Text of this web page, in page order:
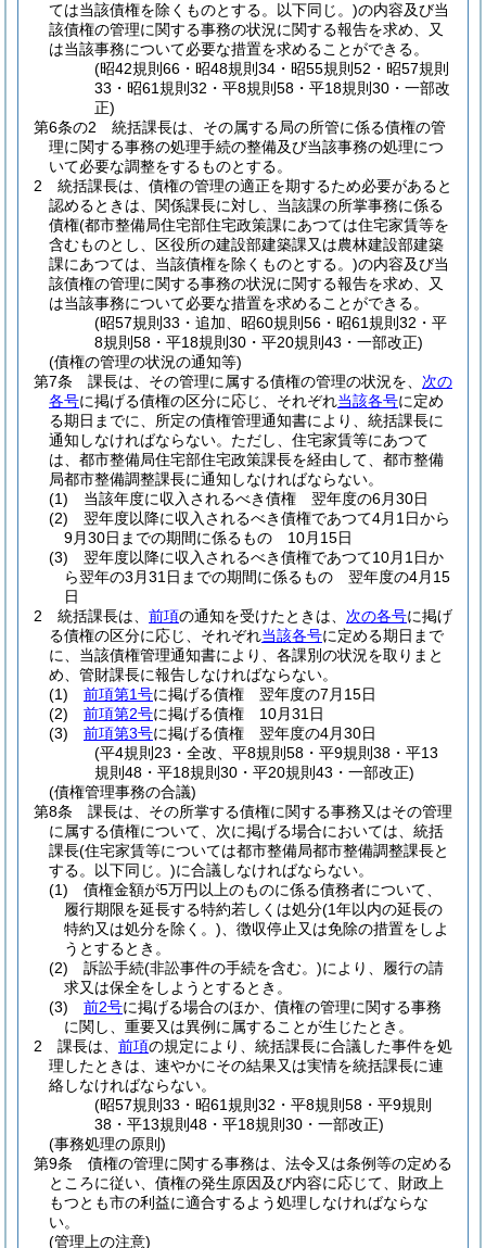
ては当該債権を除くものとする。以下同じ。)の内容及び当
該債権の管理に関する事務の状況に関する報告を求め、又
は当該事務について必要な措置を求めることができる。
(昭42規則66・昭48規則34・昭55規則52・昭57規則
33・昭61規則32・平8規則58・平18規則30・一部改
正)
第6条の2
統括課長は、その属する局の所管に係る債権の管
理に関する事務の処理手続の整備及び当該事務の処理につ
いて必要な調整をするものとする。
2
統括課長は、債権の管理の適正を期するため必要があると
認めるときは、関係課長に対し、当該課の所掌事務に係る
債権(都市整備局住宅部住宅政策課にあつては住宅家賃等を
含むものとし、区役所の建設部建築課又は農林建設部建築
課にあつては、当該債権を除くものとする。)の内容及び当
該債権の管理に関する事務の状況に関する報告を求め、又
は当該事務について必要な措置を求めることができる。
(昭57規則33・追加、昭60規則56・昭61規則32・平
8規則58・平18規則30・平20規則43・一部改正)
(債権の管理の状況の通知等)
第7条
課長は、その管理に属する債権の管理の状況を、 次の
各号に掲げる債権の区分に応じ、それぞれ当該各号に定め
る期日までに、所定の債権管理通知書により、統括課長に
通知しなければならない。 ただし、住宅家賃等にあつて
は、都市整備局住宅部住宅政策課長を経由して、都市整備
局都市整備調整課長に通知しなければならない。
(1)
当該年度に収入されるべき債権 翌年度の6月30日
(2)
翌年度以降に収入されるべき債権であつて4月1日から
9月30日までの期間に係るもの 10月15日
(3)
翌年度以降に収入されるべき債権であつて10月1日か
ら翌年の3月31日までの期間に係るもの 翌年度の4月15
日
2
統括課長は、 前項の通知を受けたときは、 次の各号に掲げ
る債権の区分に応じ、それぞれ当該各号に定める期日まで
に、当該債権管理通知書により、各課別の状況を取りまと
め、管財課長に報告しなければならない。
(1)
前項第1号に掲げる債権 翌年度の7月15日
(2)
前項第2号に掲げる債権 10月31日
(3)
前項第3号に掲げる債権 翌年度の4月30日
(平4規則23・全改、平8規則58・平9規則38・平13
規則48・平18規則30・平20規則43・一部改正)
(債権管理事務の合議)
第8条
課長は、その所掌する債権に関する事務又はその管理
に属する債権について、次に掲げる場合においては、統括
課長(住宅家賃等については都市整備局都市整備調整課長と
する。以下同じ。)に合議しなければならない。
(1)
債権金額が5万円以上のものに係る債務者について、
履行期限を延長する特約若しくは処分(1年以内の延長の
特約又は処分を除く。) 、徴収停止又は免除の措置をしよ
うとするとき。
(2)
訴訟手続(非訟事件の手続を含む。)により、履行の請
求又は保全をしようとするとき。
(3)
前2号に掲げる場合のほか、債権の管理に関する事務
に関し、重要又は異例に属することが生じたとき。
2
課長は、 前項の規定により、統括課長に合議した事件を処
理したときは、速やかにその結果又は実情を統括課長に連
絡しなければならない。
(昭57規則33・昭61規則32・平8規則58・平9規則
38・平13規則48・平18規則30・一部改正)
(事務処理の原則)
第9条
債権の管理に関する事務は、法令又は条例等の定める
ところに従い、債権の発生原因及び内容に応じて、財政上
もつとも市の利益に適合するよう処理しなければならな
い。
(管理上の注意)